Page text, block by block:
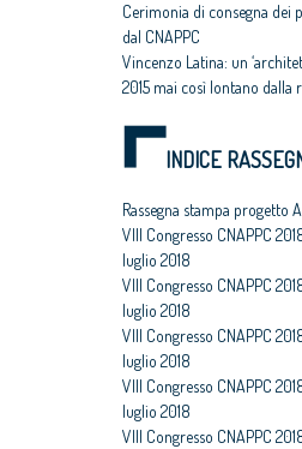
Cerimonia di consegna dei
dal CNAPPC
Vincenzo Latina: un
2015 mai così lontano dalla
INDICE
Rassegna stampa progetto
VIII Congresso CNAPPC
luglio 2018
VIII Congresso CNAPPC
luglio 2018
VIII Congresso CNAPPC
luglio 2018
VIII Congresso CNAPPC
luglio 2018
VIII Congresso CNAPPC